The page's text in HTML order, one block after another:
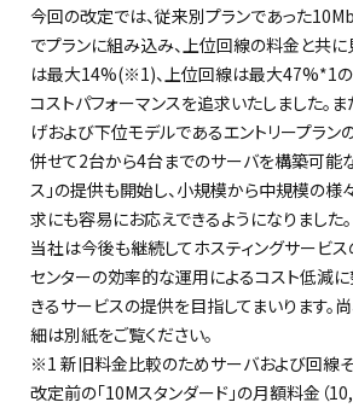
今回の改定では、従来別プランであった
でプランに組み込み、上位回線の料金と共に
は最大14%(※1)、上位回線は最大47%*1の
コストパフォーマンスを追求いたしました。
げおよび下位モデルであるエントリープラン
併せて2台から4台までのサーバを構築可能
ス」の提供も開始し、小規模から中規模の様
求にも容易にお応えできるようになりました。
当社は今後も継続してホスティングサービス
センターの効率的な運用によるコスト低減
きるサービスの提供を目指してまいります。
細は別紙をご覧ください。
※1 新旧料金比較のためサーバおよび回線
改定前の「10Mスタンダード」の月額料金（